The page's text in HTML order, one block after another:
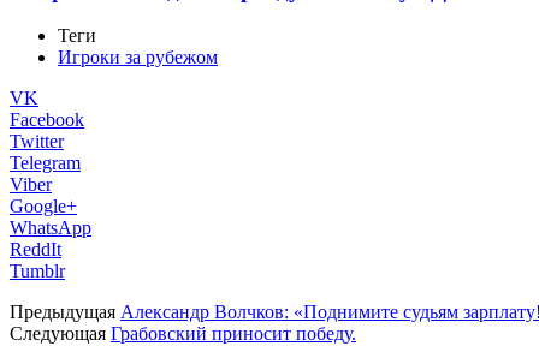
Теги
Игроки за рубежом
VK
Facebook
Twitter
Telegram
Viber
Google+
WhatsApp
ReddIt
Tumblr
Предыдущая Александр Волчков: «Поднимите судьям
Следующая Грабовский приносит победу.